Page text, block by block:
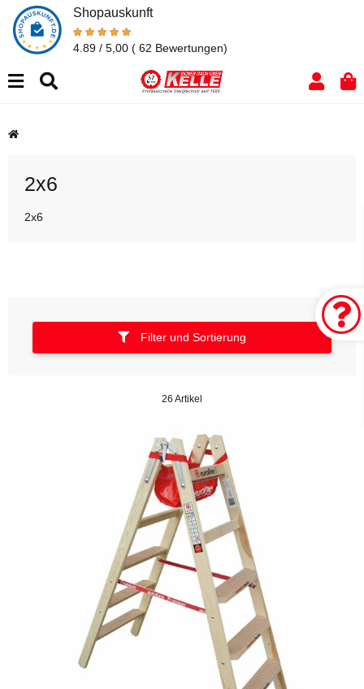
Shopauskunft
4.89 / 5,00 ( 62 Bewertungen)
2x6
2x6
Filter und Sortierung
26 Artikel